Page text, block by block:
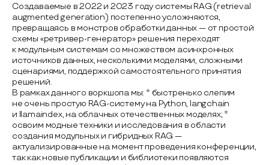
Создаваемые в 2022 и 2023 году системы RAG (retrieval
augmented generation) постепенно усложняются,
превращаясь в монстров обработки данных — от простой
схемы «ретривер-генератор» решения переходят
к модульным системам со множеством асинхронных
источников данных, несколькими моделями, сложными
сценариями, поддержкой самостоятельного принятия
решений.
В рамках данного воркшопа мы: * быстренько слепим
не очень простую RAG-систему на Python, langchain
и llamaindex, на облачных отечественных моделях; *
освоим модные техники и исследования в области
создания модульных и гибридных RAG —
актуализированные на момент проведения конференции,
так как новые публикации и библиотеки появляются